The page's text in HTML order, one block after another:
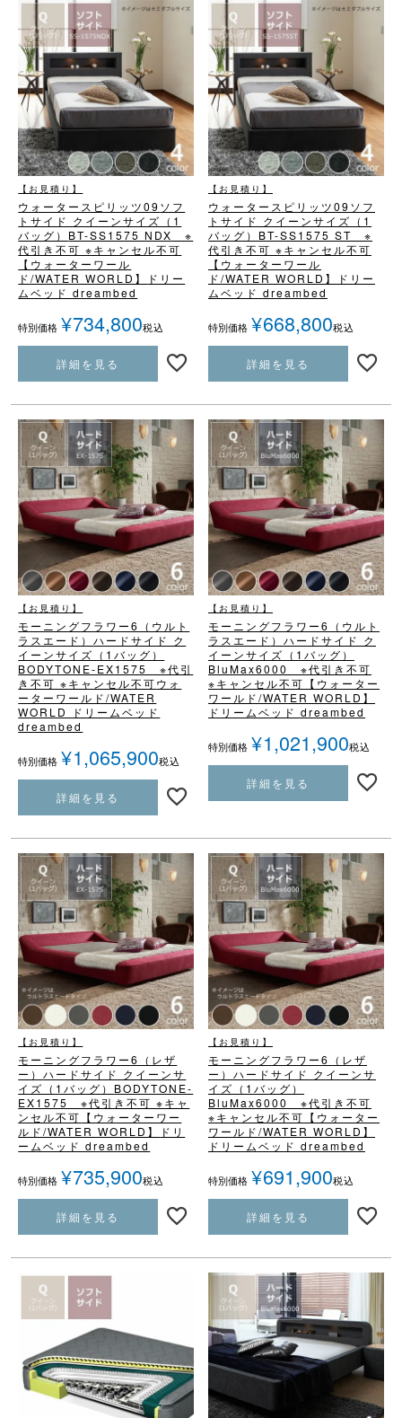
【お見積り】
ウォータースピリッツ09ソフ
トサイド クイーンサイズ（1
バッグ） BT-SS1575 NDX ※
代引き不可 ※キャンセル不可
【ウォーターワール
ド/WATER WORLD】
ドリー
ムベッド dreambed
特別価格 ¥734,800税込
詳細を見る
【お見積り】
ウォータースピリッツ09ソフ
トサイド クイーンサイズ（1
バッグ） BT-SS1575 ST ※
代引き不可 ※キャンセル不可
【ウォーターワール
ド/WATER WORLD】
ドリー
ムベッド dreambed
特別価格 ¥668,800税込
詳細を見る
【お見積り】
モーニングフラワー6（ウルト
ラスエード）ハードサイド ク
イーンサイズ（1バッグ）
BODYTONE-EX1575 ※代引
き不可 ※キャンセル不可ウォ
ーターワールド/WATER
WORLD ドリームベッド
dreambed
特別価格 ¥1,065,900税込
詳細を見る
【お見積り】
モーニングフラワー6（ウルト
ラスエード） ハードサイド ク
イーンサイズ（1バッグ）
BluMax6000 ※代引き不可
※キャンセル不可 【ウォーター
ワールド/WATER WORLD】
ドリームベッド dreambed
特別価格 ¥1,021,900税込
詳細を見る
【お見積り】
モーニングフラワー6（レザ
ー）ハードサイド クイーンサ
イズ（1バッグ） BODYTONE-
EX1575 ※代引き不可 ※キャ
ンセル不可 【ウォーターワー
ルド/WATER WORLD】
ドリ
ームベッド dreambed
特別価格 ¥735,900税込
詳細を見る
【お見積り】
モーニングフラワー6（レザ
ー） ハードサイド クイーンサ
イズ（1バッグ）
BluMax6000 ※代引き不可
※キャンセル不可 【ウォーター
ワールド/WATER WORLD】
ドリームベッド dreambed
特別価格 ¥691,900税込
詳細を見る